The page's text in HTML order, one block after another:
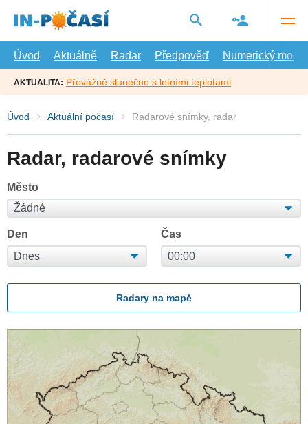
hlavní
Úvod
Aktuálně Radar Předpověď Numerický model
AKTUALITA: Převážně slunečno s letními teplotami
Úvod Aktuální počasí Radarové snímky, radar
Radar, radarové snímky
Město
Den Čas
Radary na mapě